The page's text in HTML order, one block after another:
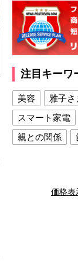
注目キーワ
美容 雅子さ
スマート家電
親との関係
夫との関係価格表